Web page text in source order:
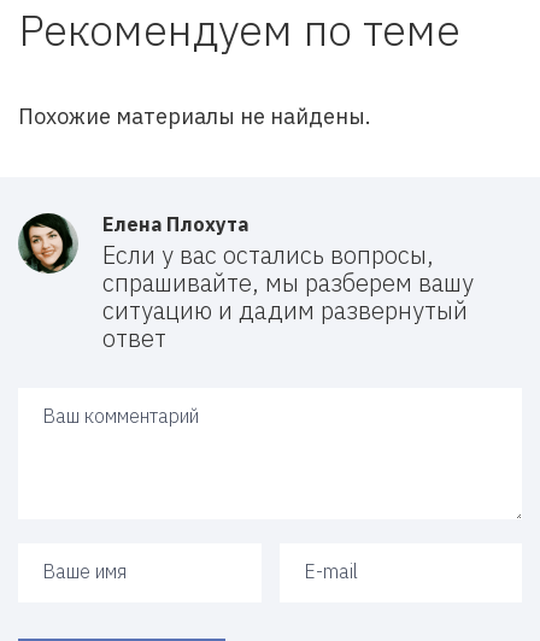
Рекомендуем по теме
Похожие материалы не найдены.
Елена Плохута
Если у вас остались вопросы,
спрашивайте, мы разберем вашу
ситуацию и дадим развернутый
ответ